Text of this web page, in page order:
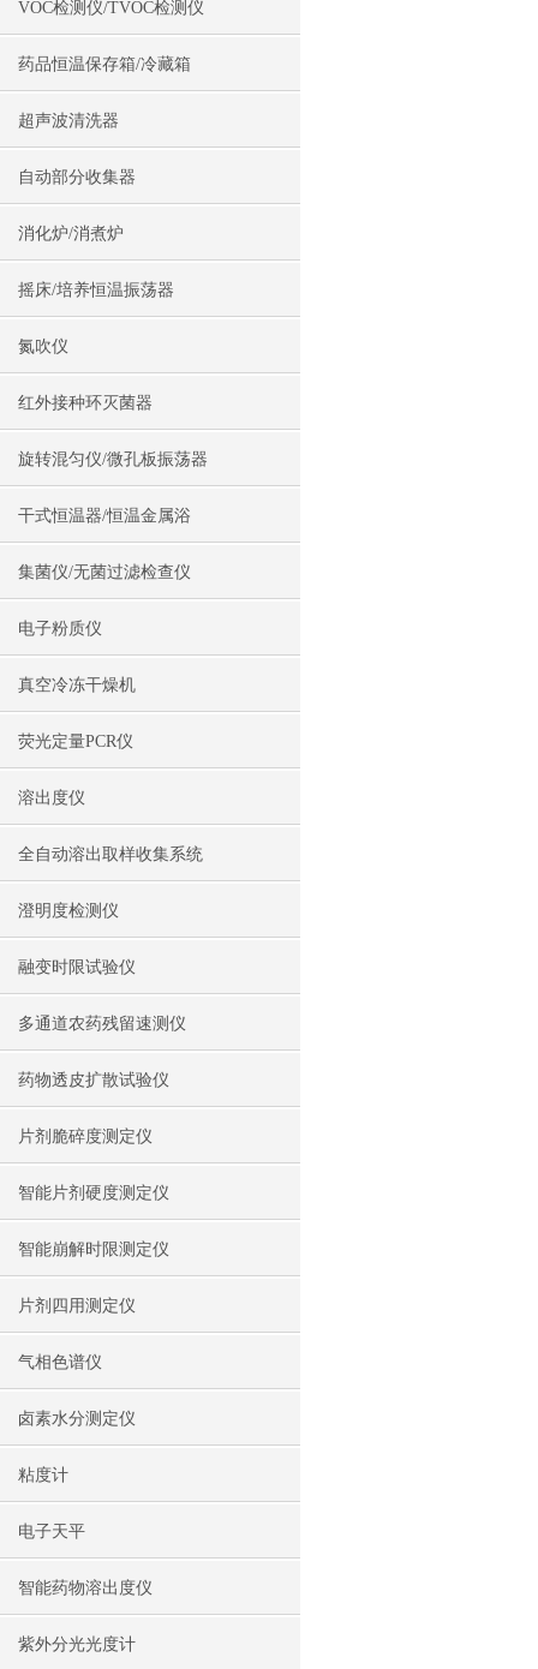
VOC检测仪/TVOC检测仪
药品恒温保存箱/冷藏箱
超声波清洗器
自动部分收集器
消化炉/消煮炉
摇床/培养恒温振荡器
氮吹仪
红外接种环灭菌器
旋转混匀仪/微孔板振荡器
干式恒温器/恒温金属浴
集菌仪/无菌过滤检查仪
电子粉质仪
真空冷冻干燥机
荧光定量PCR仪
溶出度仪
全自动溶出取样收集系统
澄明度检测仪
融变时限试验仪
多通道农药残留速测仪
药物透皮扩散试验仪
片剂脆碎度测定仪
智能片剂硬度测定仪
智能崩解时限测定仪
片剂四用测定仪
气相色谱仪
卤素水分测定仪
粘度计
电子天平
智能药物溶出度仪
紫外分光光度计